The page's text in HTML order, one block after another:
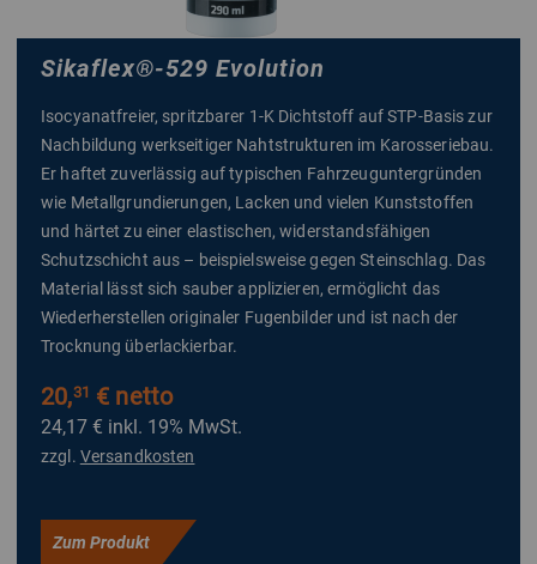
Sikaflex®-529 Evolution
Isocyanatfreier, spritzbarer 1-K Dichtstoff auf STP-Basis zur
Nachbildung werkseitiger Nahtstrukturen im Karosseriebau.
Er haftet zuverlässig auf typischen Fahrzeuguntergründen
wie Metallgrundierungen, Lacken und vielen Kunststoffen
und härtet zu einer elastischen, widerstandsfähigen
Schutzschicht aus – beispielsweise gegen Steinschlag. Das
Material lässt sich sauber applizieren, ermöglicht das
Wiederherstellen originaler Fugenbilder und ist nach der
Trocknung überlackierbar.
20,31 € netto
24,17 € inkl. 19% MwSt.
zzgl. Versandkosten
Zum Produkt